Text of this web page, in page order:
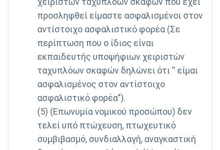
προσληφθεί είμαστε ασφαλισμένοι στον
αντίστοιχο ασφαλιστικό φορέα (Σε
περίπτωση που ο ίδιος είναι
εκπαιδευτής υποψήφιων χειριστών
ταχυπλόων σκαφών δηλώνει ότι '' είμαι
ασφαλισμένος στον αντίστοιχο
ασφαλιστικό φορέα").
(5) (Επωνυμία νομικού προσώπου) δεν
τελεί υπό πτώχευση, πτωχευτικό
συμβιβασμό, συνδιαλλαγή, αναγκαστική